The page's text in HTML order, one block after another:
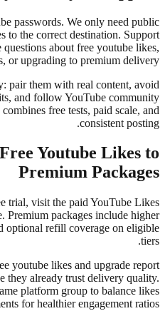
Instazzy never stores YouTube
profile information to route likes to
is available 24/7 if you have
order status, or
Use free services responsibly:
repeated abuse of trial limits,
guidelines. Sustainable growth
Upgrade from
Ready for more? After your free
category linked on this page.
quantities, priority queues, and
Customers who start with free
smoother campaigns because
Browse related services in the
with views, likes, or comments